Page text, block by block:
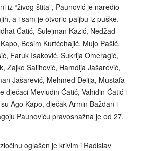
iz “živog štita”, Paunović je naredio
a i sam je otvorio paljbu iz puške.
Ćatić, Sulejman Kazić, Nedžad
Besim Kurtćehajić, Mujo Pašić,
Faruk Isaković, Šukrija Omeragić,
Zajko Salihović, Hamdija Jašarević,
Jašarević, Mehmed Delija, Mustafa
dječaci Mevludin Ćatić, Vahidin Ćatić i
Ago Kapo, dječak Armin Baždan i
Paunoviću pravosnažna je od 27.
oglašen je krivim i Radislav